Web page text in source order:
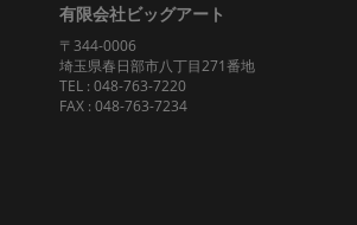
有限会社ビッグアート
〒344-0006
埼玉県春日部市八丁目271番地
TEL : 048-763-7220
FAX : 048-763-7234